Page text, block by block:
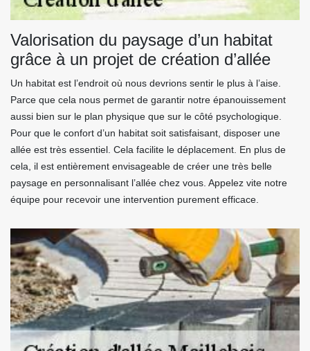
Valorisation du paysage d’un habitat
grâce à un projet de création d’allée
Un habitat est l’endroit où nous devrions sentir le plus à l’aise.
Parce que cela nous permet de garantir notre épanouissement
aussi bien sur le plan physique que sur le côté psychologique.
Pour que le confort d’un habitat soit satisfaisant, disposer une
allée est très essentiel. Cela facilite le déplacement. En plus de
cela, il est entièrement envisageable de créer une très belle
paysage en personnalisant l’allée chez vous. Appelez vite notre
équipe pour recevoir une intervention purement efficace.